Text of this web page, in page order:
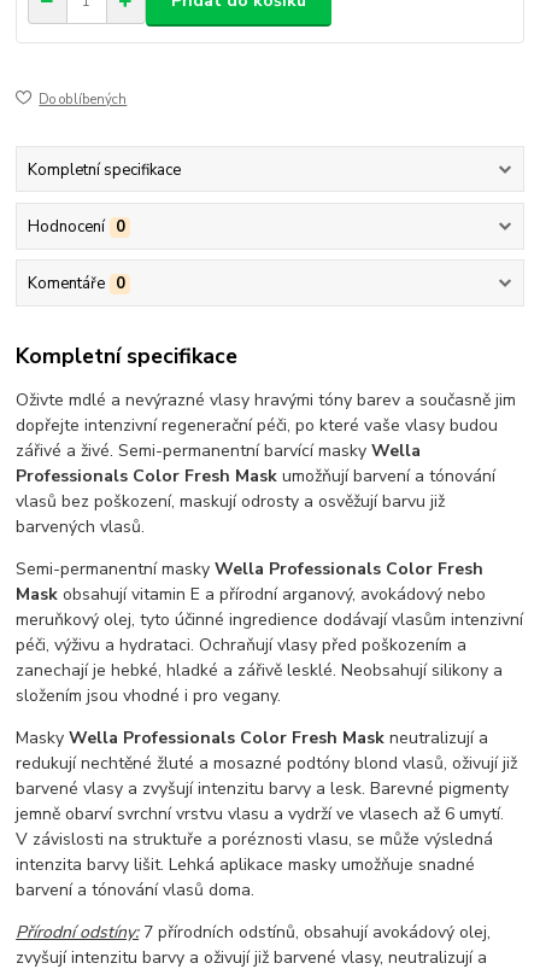
Do oblíbených
Kompletní specifikace
Hodnocení 0
Komentáře 0
Kompletní specifikace
Oživte mdlé a nevýrazné vlasy hravými tóny barev a současně jim
dopřejte intenzivní regenerační péči, po které vaše vlasy budou
zářivé a živé. Semi-permanentní barvící maskyWella
Professionals Color Fresh Mask umožňují barvení a tónování
vlasů bez poškození, maskují odrosty a osvěžují barvu již
barvených vlasů.
Semi-permanentní maskyWella Professionals Color Fresh
Maskobsahují vitamin E a přírodní arganový, avokádový nebo
meruňkový olej, tyto účinné ingredience dodávají vlasům intenzivní
péči, výživu a hydrataci. Ochraňují vlasy před poškozením a
zanechají je hebké, hladké a zářivě lesklé. Neobsahují silikony a
složením jsou vhodné i pro vegany.
Masky Wella Professionals Color Fresh Maskneutralizují a
redukují nechtěné žluté a mosazné podtóny blond vlasů, oživují již
barvené vlasy a zvyšují intenzitu barvy a lesk. Barevné pigmenty
jemně obarví svrchní vrstvu vlasu a vydrží ve vlasech až 6 umytí.
V závislosti na struktuře a poréznosti vlasu, se může výsledná
intenzita barvy lišit. Lehká aplikace masky umožňuje snadné
barvení a tónování vlasů doma.
Přírodní odstíny:7 přírodních odstínů, obsahují avokádový olej,
zvyšují intenzitu barvy a oživují již barvené vlasy, neutralizují a